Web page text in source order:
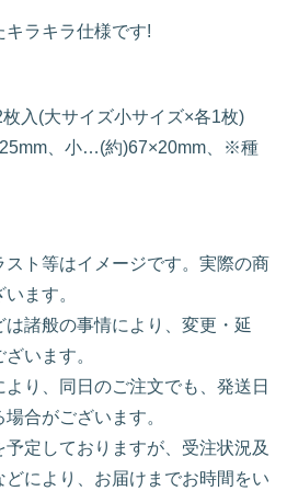
ラキラ仕様です!
入(大サイズ小サイズ×各1枚)
、小…(約)67×20mm、※種
ト等はイメージです。実際の商
ます。
諸般の事情により、変更・延
います。
り、同日のご注文でも、発送日
合がございます。
定しておりますが、受注状況及
により、お届けまでお時間をい